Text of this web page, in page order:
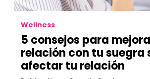
Wellness
5 consejos para
relación con tu suegra
afectar tu relación